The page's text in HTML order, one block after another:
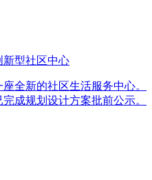
新型社区中心
全新的社区生活服务中心。
成规划设计方案批前公示。